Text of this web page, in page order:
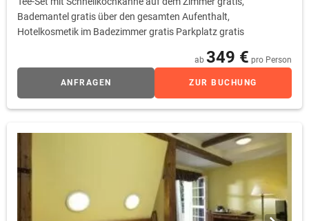
Bademantel gratis über den gesamten Aufenthalt,
Hotelkosmetik im Badezimmer gratis Parkplatz gratis
ab 349 € pro Person
ANFRAGEN ZUR BUCHUNG